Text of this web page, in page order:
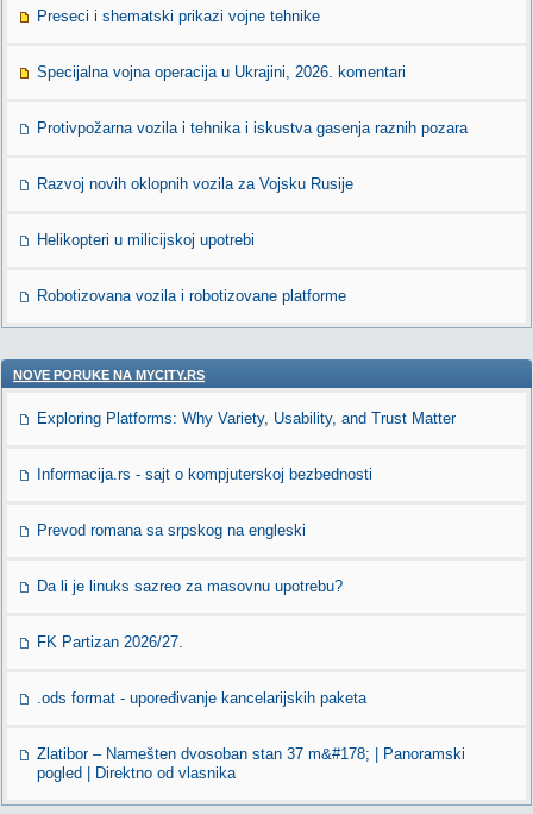
Preseci i shematski prikazi vojne tehnike
Specijalna vojna operacija u Ukrajini, 2026. komentari
Protivpožarna vozila i tehnika i iskustva gasenja raznih pozara
Razvoj novih oklopnih vozila za Vojsku Rusije
Helikopteri u milicijskoj upotrebi
Robotizovana vozila i robotizovane platforme
NOVE PORUKE NA MYCITY.RS
Exploring Platforms: Why Variety, Usability, and Trust Matter
Informacija.rs - sajt o kompjuterskoj bezbednosti
Prevod romana sa srpskog na engleski
Da li je linuks sazreo za masovnu upotrebu?
FK Partizan 2026/27.
.ods format - upoređivanje kancelarijskih paketa
Zlatibor – Namešten dvosoban stan 37 m&#178; | Panoramski
pogled | Direktno od vlasnika